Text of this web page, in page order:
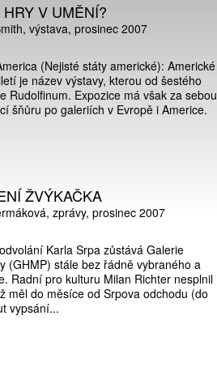
V UMĚNÍ?
výstava prosinec 2007
(Nejisté státy americké): Americké
je název výstavy, kterou od šestého
Rudolfinum. Expozice má však za sebou
šňůru po galeriích v Evropě i Americe.
ŽVÝKAČKA
zprávy prosinec 2007
Karla Srpa zůstává Galerie
(GHMP) stále bez řádně vybraného a
Radní pro kulturu Milan Richter nesplnil
měl do měsíce od Srpova odchodu (do
vypsání...